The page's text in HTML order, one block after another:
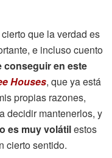
que la verdad es
e incluso cuento
conseguir en este
Houses, que ya está
propias razones,
decidir mantenerlos, y
es muy volátilestos
cierto sentido.